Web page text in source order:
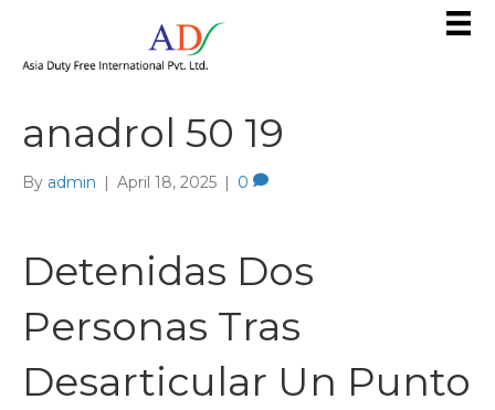
anadrol 50 19
By admin | April 18, 2025 | 0
Detenidas Dos
Personas Tras
Desarticular Un Punto